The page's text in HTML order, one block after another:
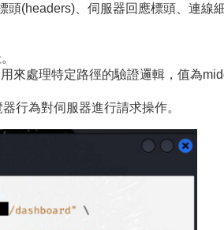
(headers)、伺服器回應標頭、連線
來處理特定路徑的驗證邏輯，值為
行為對伺服器進行請求操作。